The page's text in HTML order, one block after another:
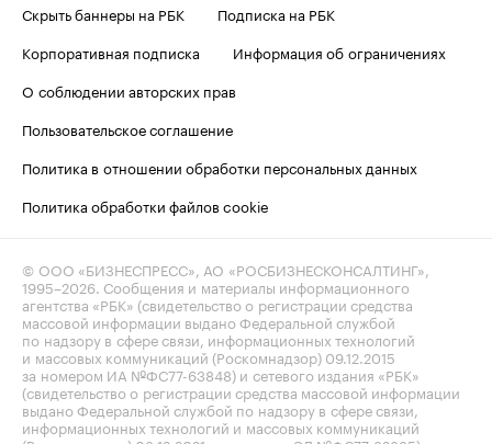
Скрыть баннеры на РБК
Подписка на РБК
Корпоративная подписка
Информация об ограничениях
О соблюдении авторских прав
Пользовательское соглашение
Политика в отношении обработки персональных данных
Политика обработки файлов cookie
© ООО «БИЗНЕСПРЕСС», АО «РОСБИЗНЕСКОНСАЛТИНГ»,
1995–2026 . Сообщения и материалы информационного
агентства «РБК» (свидетельство о регистрации средства
массовой информации выдано Федеральной службой
по надзору в сфере связи, информационных технологий
и массовых коммуникаций (Роскомнадзор) 09.12.2015
за номером ИА №ФС77-63848) и сетевого издания «РБК»
(свидетельство о регистрации средства массовой информации
выдано Федеральной службой по надзору в сфере связи,
информационных технологий и массовых коммуникаций